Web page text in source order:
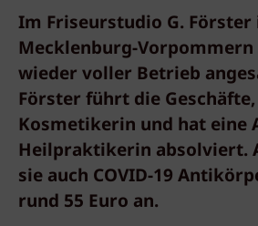
Im Friseurstudio G. Förster
Mecklenburg-
wieder voller Betrieb
Förster führt die
Kosmetikerin und hat eine
Heilpraktikerin absolviert.
sie auch COVID-19
rund 55 Euro an.